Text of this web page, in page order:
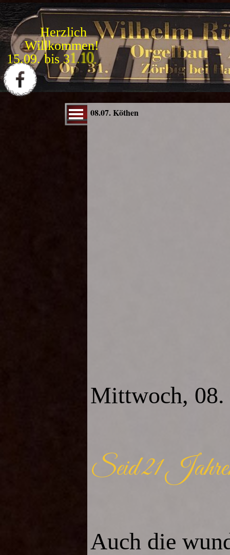
Direkt zum Seiteninhalt
Herzlich
Willkommen!
15.09. bis 31.10.
Menü überspringen08.07. Köthen
Mittwoch, 08.
Seid 21
Auch die